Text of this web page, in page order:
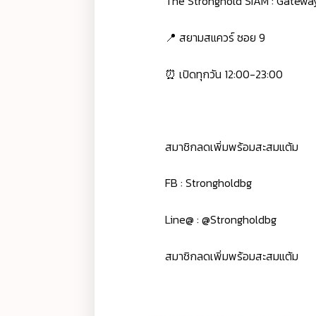
📍 สยามสแควร์ ซอย 9
⏰ เปิดทุกวัน 12:00-23:00
สมาชิกลดเพิ่มพร้อมสะสมแต้ม
FB : Strongholdbg
Line@ : @Strongholdbg
สมาชิกลดเพิ่มพร้อมสะสมแต้ม